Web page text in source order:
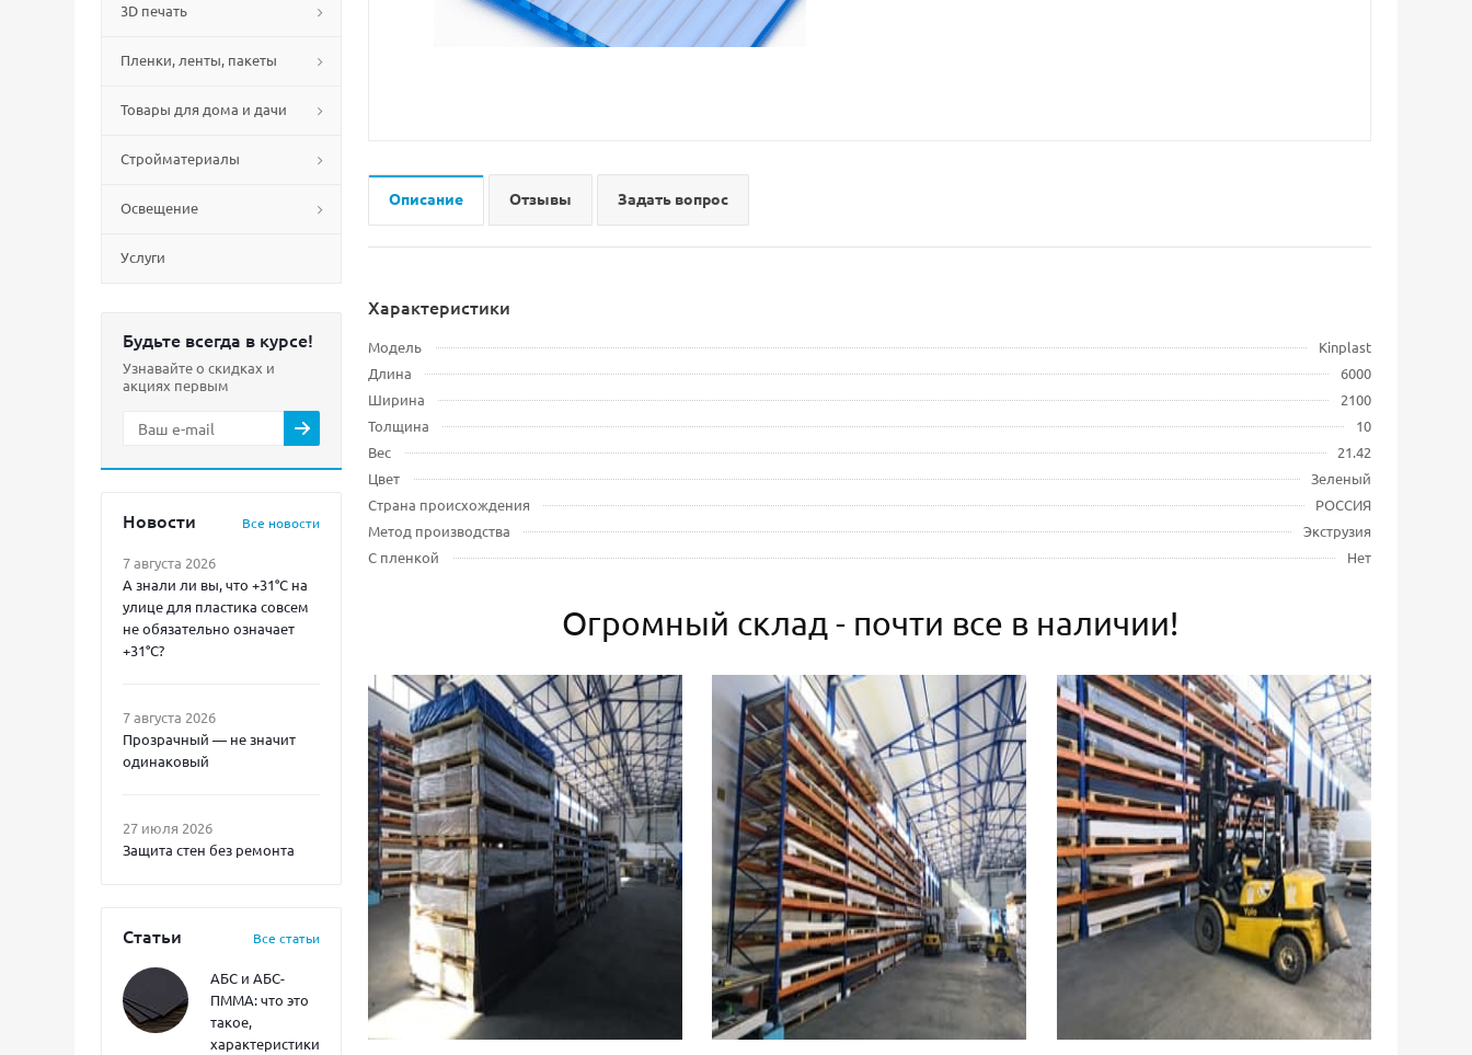
3D печать
Пленки, ленты, пакеты
Товары для дома и дачи
Стройматериалы
Освещение
Услуги
Будьте всегда в курсе!
Узнавайте о скидках и
акциях первым
Новости Все новости
7 августа 2026
А знали ли вы, что +31°C на
улице для пластика совсем
не обязательно означает
+31°C?
7 августа 2026
Прозрачный — не значит
одинаковый
27 июля 2026
Защита стен без ремонта
Статьи Все статьи
АБС и АБС-
ПММА: что это
такое,
характеристики,
Описание Отзывы Задать вопрос
Характеристики
Модель
Kinplast
Длина
6000
Ширина
2100
Толщина
10
Вес
21.42
Цвет
Зеленый
Страна происхождения
РОССИЯ
Метод производства
Экструзия
С пленкой
Нет
Огромный склад - почти все в наличии!